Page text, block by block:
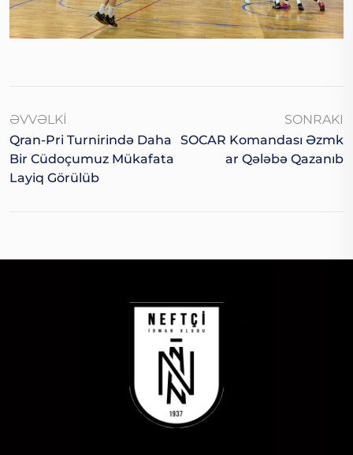
ƏVVƏLKI
Qran-Pri Turnirində Daha
Bir Cüdoçumuz Mükafata
Layiq Görülüb
SONRAKI
SOCAR Komandası Əzmk
Ar Qələbə Qazanıb